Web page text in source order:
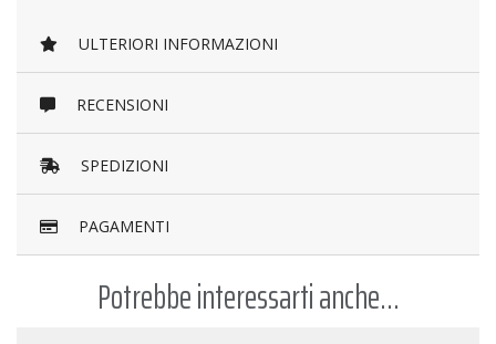
ULTERIORI INFORMAZIONI
RECENSIONI
SPEDIZIONI
PAGAMENTI
Potrebbe interessarti anche...